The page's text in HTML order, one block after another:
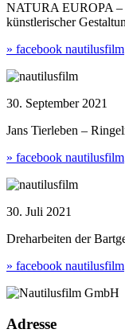
NATURA EUROPA –
künstlerischer
» facebook nautilusfilm
30. September 2021
Jans Tierleben –
» facebook nautilusfilm
30. Juli 2021
Dreharbeiten der
» facebook nautilusfilm
Adresse